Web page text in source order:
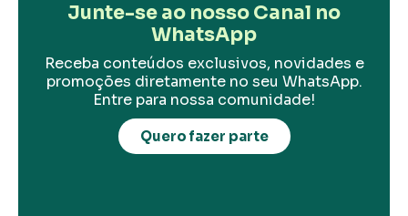
Junte-se ao nosso Canal no
WhatsApp
Receba conteúdos exclusivos, novidades e
promoções diretamente no seu WhatsApp.
Entre para nossa comunidade!
Quero fazer parte